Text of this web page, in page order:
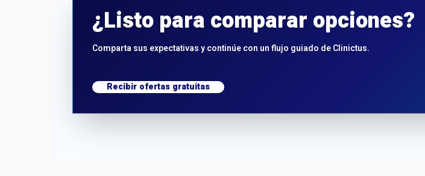
¿Listo para comparar opciones?
Comparta sus expectativas y continúe con un flujo guiado de Clinictus.
Recibir ofertas gratuitas